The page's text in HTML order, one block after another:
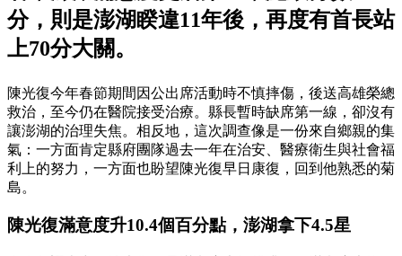
分，則是澎湖睽違11年後，再度有首長站
上70分大關。
陳光復今年春節期間因公出席活動時不慎摔傷，後送高雄榮總
救治，至今仍在醫院接受治療。縣長暫時缺席第一線，卻沒有
讓澎湖的治理失焦。相反地，這次調查像是一份來自鄉親的集
氣：一方面肯定縣府團隊過去一年在治安、醫療衛生與社會福
利上的努力，一方面也盼望陳光復早日康復，回到他熟悉的菊
島。
陳光復滿意度升10.4個百分點，澎湖拿下4.5星